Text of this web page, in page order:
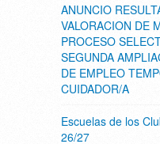
ANUNCIO
VALORACION DE
PROCESO
SEGUNDA
DE EMPLEO
CUIDADOR/A
Escuelas de los
26/27